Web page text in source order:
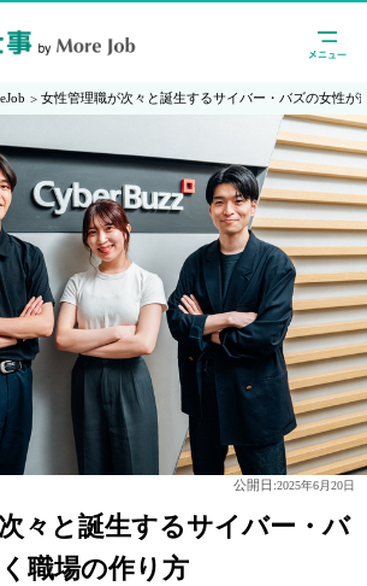
女性管理職が次々と誕生するサイバー・バズの女性が
公開日:2025年6月20日
々と誕生するサイバー・バ
職場の作り方